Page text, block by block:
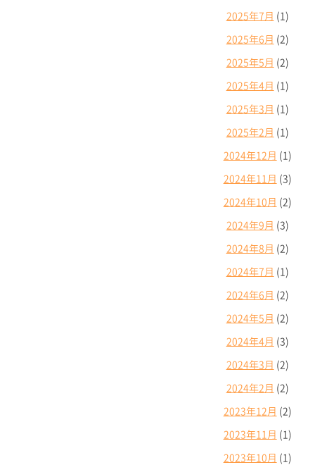
2025年7月 (1)
2025年6月 (2)
2025年5月 (2)
2025年4月 (1)
2025年3月 (1)
2025年2月 (1)
2024年12月 (1)
2024年11月 (3)
2024年10月 (2)
2024年9月 (3)
2024年8月 (2)
2024年7月 (1)
2024年6月 (2)
2024年5月 (2)
2024年4月 (3)
2024年3月 (2)
2024年2月 (2)
2023年12月 (2)
2023年11月 (1)
2023年10月 (1)